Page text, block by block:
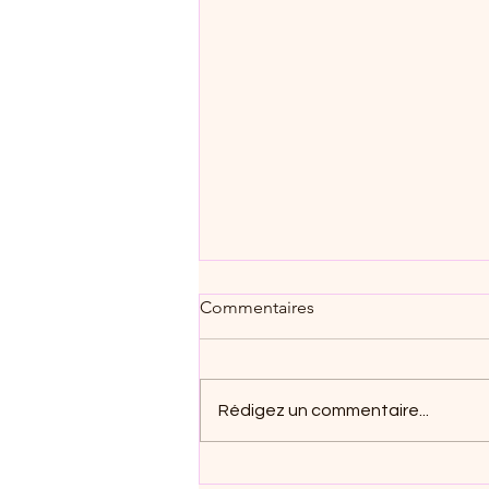
Commentaires
Rédigez un commentaire...